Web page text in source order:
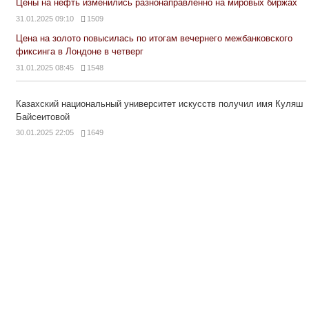
Цены на нефть изменились разнонаправленно на мировых биржах
31.01.2025 09:10 1509
Цена на золото повысилась по итогам вечернего межбанковского
фиксинга в Лондоне в четверг
31.01.2025 08:45 1548
Казахский национальный университет искусств получил имя Куляш
Байсеитовой
30.01.2025 22:05 1649